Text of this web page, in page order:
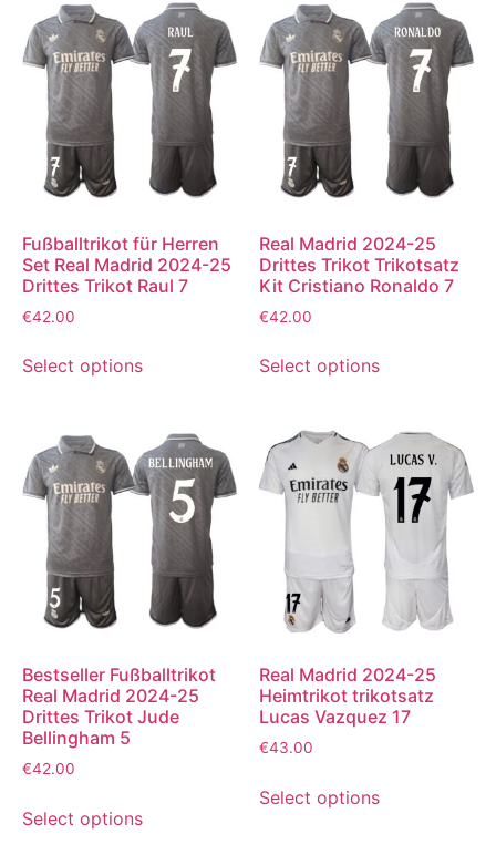
Fußballtrikot für Herren
Set Real Madrid 2024-25
Drittes Trikot Raul 7
€42.00
Select options
Real Madrid 2024-25
Drittes Trikot Trikotsatz
Kit Cristiano Ronaldo 7
€42.00
Select options
Bestseller Fußballtrikot
Real Madrid 2024-25
Drittes Trikot Jude
Bellingham 5
€42.00
Select options
Real Madrid 2024-25
Heimtrikot trikotsatz
Lucas Vazquez 17
€43.00
Select options